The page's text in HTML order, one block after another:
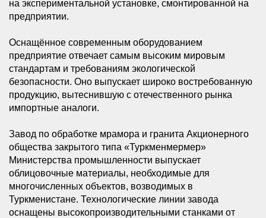
на экспериментальной установке, смонтированной на
предприятии.
Оснащённое современным оборудованием
предприятие отвечает самым высоким мировым
стандартам и требованиям экологической
безопасности. Оно выпускает широко востребованную
продукцию, вытеснившую с отечественного рынка
импортные аналоги.
Завод по обработке мрамора и гранита Акционерного
общества закрытого типа «Туркменмермер»
Министерства промышленности выпускает
облицовочные материалы, необходимые для
многочисленных объектов, возводимых в
Туркменистане. Технологические линии завода
оснащены высокопроизводительными станками от